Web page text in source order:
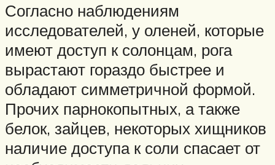
Согласно наблюдениям
исследователей, у оленей, которые
имеют доступ к солонцам, рога
вырастают гораздо быстрее и
обладают симметричной формой.
Прочих парнокопытных, а также
белок, зайцев, некоторых хищников
наличие доступа к соли спасает от